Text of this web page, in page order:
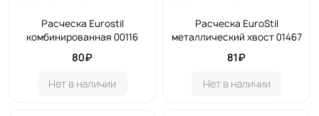
Расческа Eurostil
комбинированная 00116
80₽
Нет в наличии
Расческа EuroStil
металлический хвост 01467
81₽
Нет в наличии